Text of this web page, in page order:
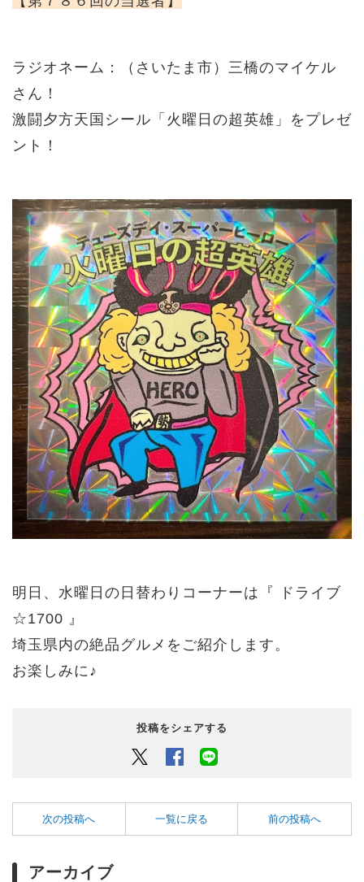
ラジオネーム：（さいたま市）三橋のマイケル
さん！
激闘夕方天国シール「火曜日の超英雄」をプレゼ
ント！
明日、水曜日の日替わりコーナーは『 ドライブ
☆1700 』
埼玉県内の絶品グルメをご紹介します。
お楽しみに♪
投稿をシェアする
Twitter Facebook
次の投稿へ 一覧に戻る 前の投稿へ
アーカイブ